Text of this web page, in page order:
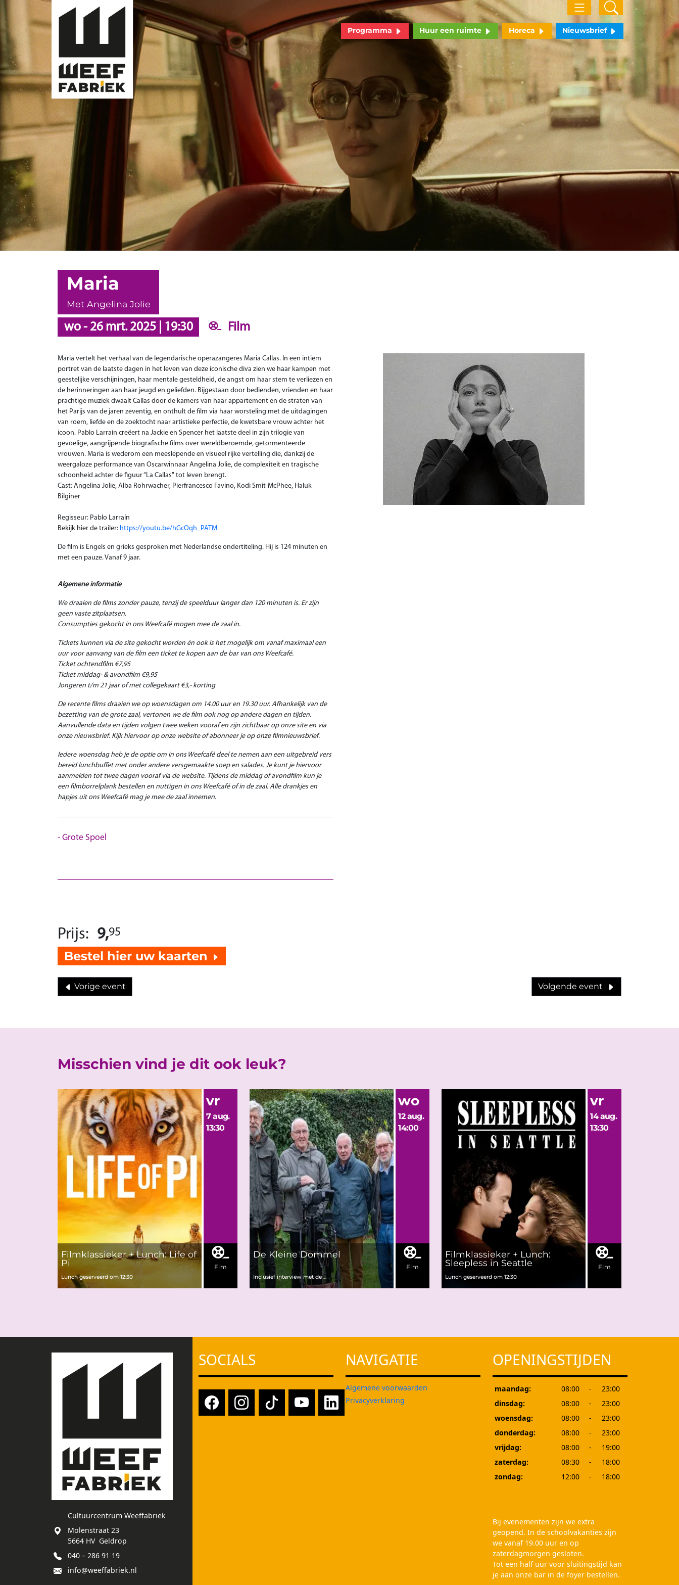
Programma Huur een ruimte Horeca Nieuwsbrief
Maria
Met Angelina Jolie
wo- 26 mrt. 2025| 19:30 Film
Maria vertelt het verhaal van de legendarische operazangeres Maria Callas. In een intiem
portret van de laatste dagen in het leven van deze iconische diva zien we haar kampen met
geestelijke verschijningen, haar mentale gesteldheid, de angst om haar stem te verliezen en
de herinneringen aan haar jeugd en geliefden. Bijgestaan door bedienden, vrienden en haar
prachtige muziek dwaalt Callas door de kamers van haar appartement en de straten van
het Parijs van de jaren zeventig, en onthult de film via haar worsteling met de uitdagingen
van roem, liefde en de zoektocht naar artistieke perfectie, de kwetsbare vrouw achter het
icoon. Pablo Larraín creëert na Jackie en Spencer het laatste deel in zijn trilogie van
gevoelige, aangrijpende biografische films over wereldberoemde, getormenteerde
vrouwen. Maria is wederom een meeslepende en visueel rijke vertelling die, dankzij de
weergaloze performance van Oscarwinnaar Angelina Jolie, de complexiteit en tragische
schoonheid achter de figuur “La Callas" tot leven brengt.
Cast: Angelina Jolie, Alba Rohrwacher, Pierfrancesco Favino, Kodi Smit-McPhee, Haluk
Bilginer
Regisseur: Pablo Larraín
Bekijk hier de trailer: https://youtu.be/hGcOqh_PATM
De film is Engels en grieks gesproken met Nederlandse ondertiteling. Hij is 124 minuten en
met een pauze. Vanaf 9 jaar.
Algemene informatie
We draaien de films zonder pauze, tenzij de speelduur langer dan 120 minuten is. Er zijn
geen vaste zitplaatsen.
Consumpties gekocht in ons Weefcafé mogen mee de zaal in.
Tickets kunnen via de site gekocht worden én ook is het mogelijk om vanaf maximaal een
uur voor aanvang van de film een ticket te kopen aan de bar van ons Weefcafé.
Ticket ochtendfilm €7,95
Ticket middag- & avondfilm €9,95
Jongeren t/m 21 jaar of met collegekaart €3,- korting
De recente films draaien we op woensdagen om 14.00 uur en 19.30 uur. Afhankelijk van de
bezetting van de grote zaal, vertonen we de film ook nog op andere dagen en tijden.
Aanvullende data en tijden volgen twee weken vooraf en zijn zichtbaar op onze site en via
onze nieuwsbrief. Kijk hiervoor op onze website of abonneer je op onze filmnieuwsbrief.
Iedere woensdag heb je de optie om in ons Weefcafé deel te nemen aan een uitgebreid vers
bereid lunchbuffet met onder andere versgemaakte soep en salades. Je kunt je hiervoor
aanmelden tot twee dagen vooraf via de website. Tijdens de middag of avondfilm kun je
een filmborrelplank bestellen en nuttigen in ons Weefcafé of in de zaal. Alle drankjes en
hapjes uit ons Weefcafé mag je mee de zaal innemen.
Grote Spoel
Prijs: 9,95
Bestel hier uw kaarten
Vorige event Volgende event
Misschien vind je dit ook leuk?
Filmklassieker + Lunch: Life of
Pi
Lunch geserveerd om 12:30
vr
7 aug.
13:30
Film
De Kleine Dommel
Inclusief interview met de ...
wo
12 aug.
14:00
Film
Filmklassieker + Lunch:
Sleepless in Seattle
Lunch geserveerd om 12:30
vr
14 aug.
13:30
Film
Cultuurcentrum Weeffabriek
Molenstraat 23
5664 HV Geldrop
040 – 286 91 19
info@weeffabriek.nl
SOCIALS NAVIGATIE
Algemene voorwaarden
Privacyverklaring
OPENINGSTIJDEN
maandag: 08:00 -
23:00
dinsdag:
08:00 -
23:00
woensdag:
08:00 -
23:00
donderdag:
08:00 -
23:00
vrijdag:
08:00 -
19:00
zaterdag:
08:30 -
18:00
zondag:
12:00 - 18:00
Bij evenementen zijn we extra
geopend. In de schoolvakanties zijn
we vanaf 19.00 uur en op
zaterdagmorgen gesloten.
Tot een half uur voor sluitingstijd kan
je aan onze bar in de foyer bestellen.